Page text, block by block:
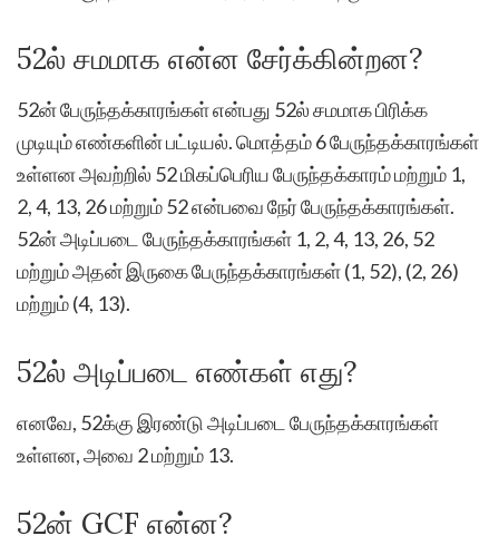
52ல் சமமாக என்ன சேர்க்கின்றன?
52ன் பேருந்தக்காரங்கள் என்பது 52ல் சமமாக பிரிக்க
முடியும் எண்களின் பட்டியல். மொத்தம் 6 பேருந்தக்காரங்கள்
உள்ளன அவற்றில் 52 மிகப்பெரிய பேருந்தக்காரம் மற்றும் 1,
2, 4, 13, 26 மற்றும் 52 என்பவை நேர் பேருந்தக்காரங்கள்.
52ன் அடிப்படை பேருந்தக்காரங்கள் 1, 2, 4, 13, 26, 52
மற்றும் அதன் இருகை பேருந்தக்காரங்கள் (1, 52), (2, 26)
மற்றும் (4, 13).
52ல் அடிப்படை எண்கள் எது?
எனவே, 52க்கு இரண்டு அடிப்படை பேருந்தக்காரங்கள்
உள்ளன, அவை 2 மற்றும் 13.
52ன் GCF என்ன?